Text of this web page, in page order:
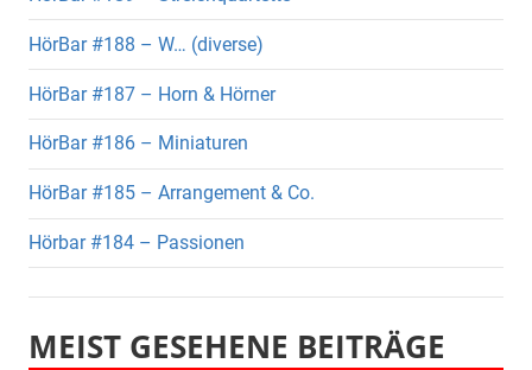
HörBar #188 – W… (diverse)
HörBar #187 – Horn & Hörner
HörBar #186 – Miniaturen
HörBar #185 – Arrangement & Co.
Hörbar #184 – Passionen
MEIST GESEHENE BEITRÄGE